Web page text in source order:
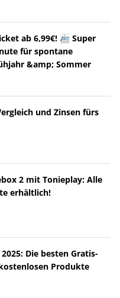
ab 6,99€! 🚈 Super
für spontane
&amp; Sommer
und Zinsen fürs
2 mit Tonieplay: Alle
erhältlich!
Die besten Gratis-
Produkte